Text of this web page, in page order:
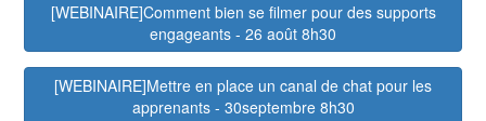
[WEBINAIRE]Comment bien se filmer pour des supports
engageants - 26 août 8h30
[WEBINAIRE]Mettre en place un canal de chat pour les
apprenants - 30septembre 8h30